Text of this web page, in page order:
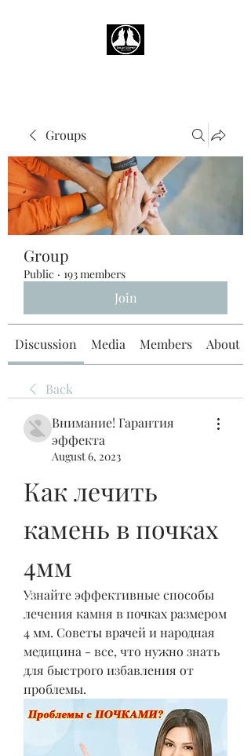
Groups
Group
Public · 193 members
Join
Discussion Media Members About
Back
Внимание! Гарантия
эффекта
August 6, 2023
Как лечить
камень в почках
4мм
Узнайте эффективные способы
лечения камня в почках размером
4 мм. Советы врачей и народная
медицина - все, что нужно знать
для быстрого избавления от
проблемы.